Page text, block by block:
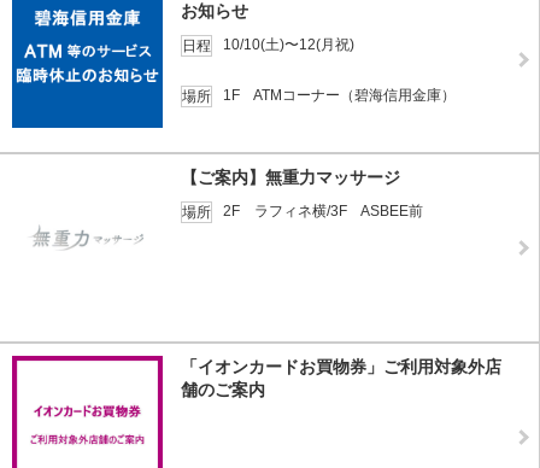
お知らせ
日程 10/10(土)〜12(月祝)
場所 1F ATMコーナー（碧海信用金庫）
【ご案内】無重力マッサージ
場所 2F ラフィネ横/3F ASBEE前
「イオンカードお買物券」ご利用対象外店
舗のご案内